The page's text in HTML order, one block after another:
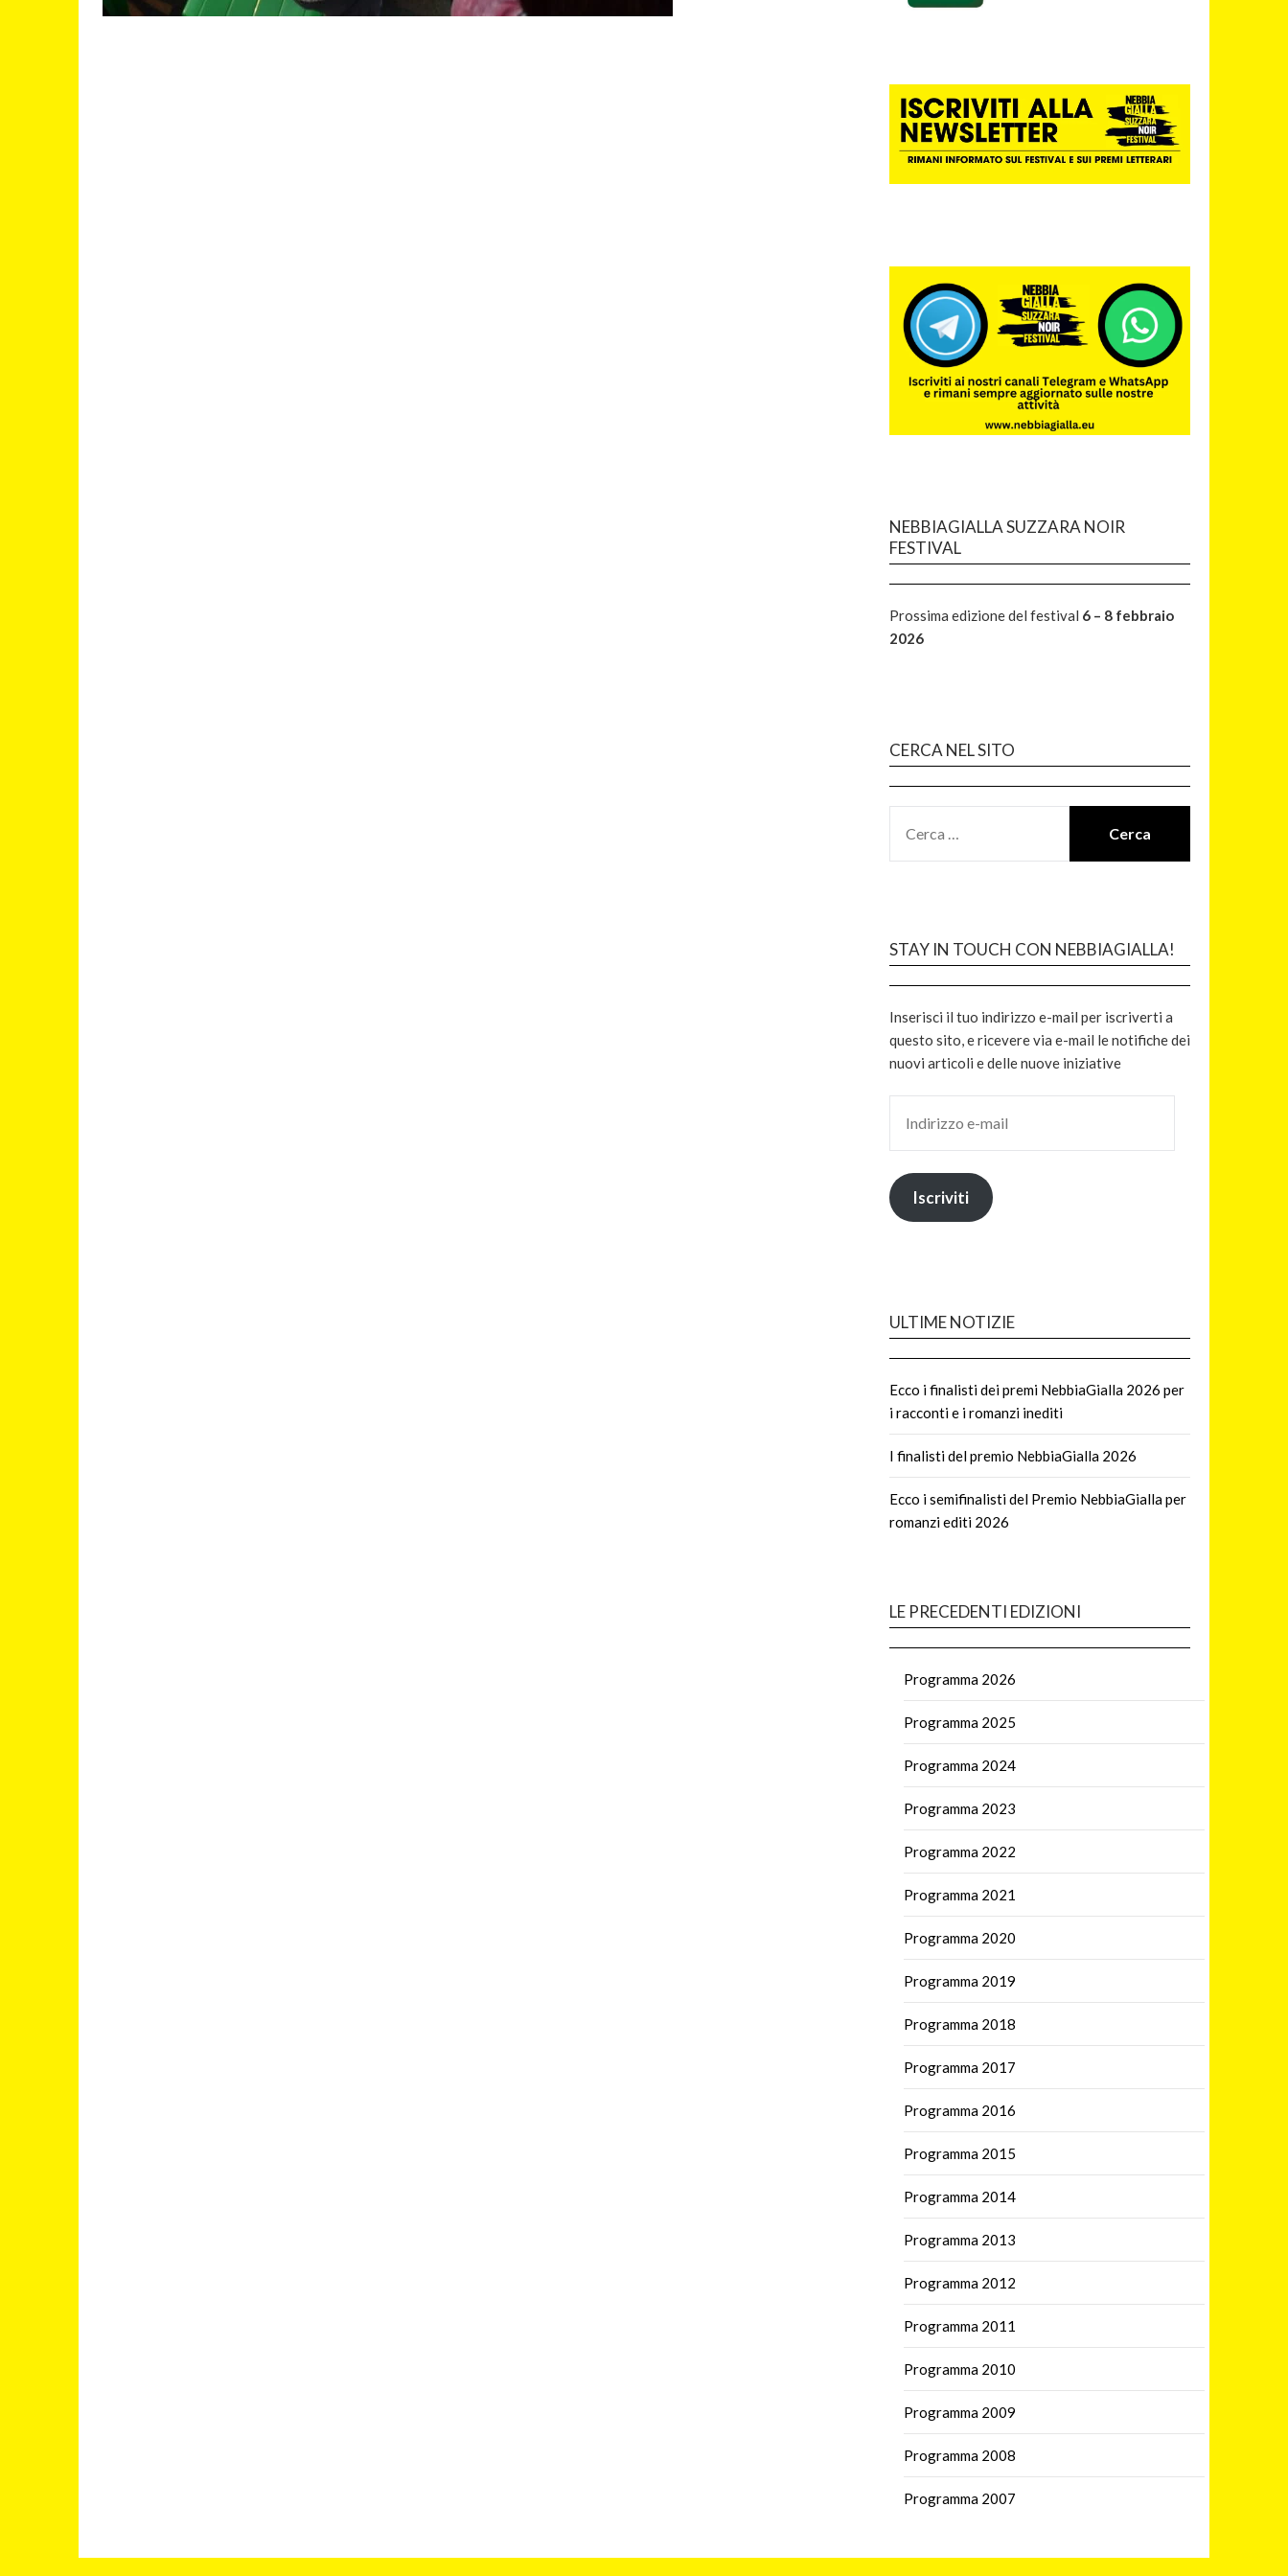
NEBBIAGIALLA SUZZARA NOIR
FESTIVAL
Prossima edizione del festival 6 – 8 febbraio
2026
CERCA NEL SITO
STAY IN TOUCH CON NEBBIAGIALLA!
Inserisci il tuo indirizzo e-mail per iscriverti a
questo sito, e ricevere via e-mail le notifiche dei
nuovi articoli e delle nuove iniziative
Iscriviti
ULTIME NOTIZIE
Ecco i finalisti dei premi NebbiaGialla 2026 per
i racconti e i romanzi inediti
I finalisti del premio NebbiaGialla 2026
Ecco i semifinalisti del Premio NebbiaGialla per
romanzi editi 2026
LE PRECEDENTI EDIZIONI
Programma 2026
Programma 2025
Programma 2024
Programma 2023
Programma 2022
Programma 2021
Programma 2020
Programma 2019
Programma 2018
Programma 2017
Programma 2016
Programma 2015
Programma 2014
Programma 2013
Programma 2012
Programma 2011
Programma 2010
Programma 2009
Programma 2008
Programma 2007